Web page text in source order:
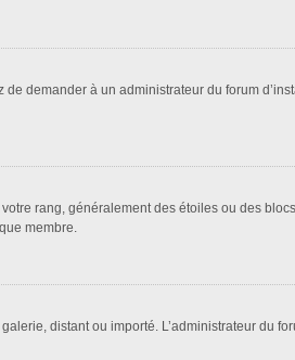
demander à un administrateur du forum
rang, généralement des étoiles ou des
membre.
distant ou importé. L’administrateur du